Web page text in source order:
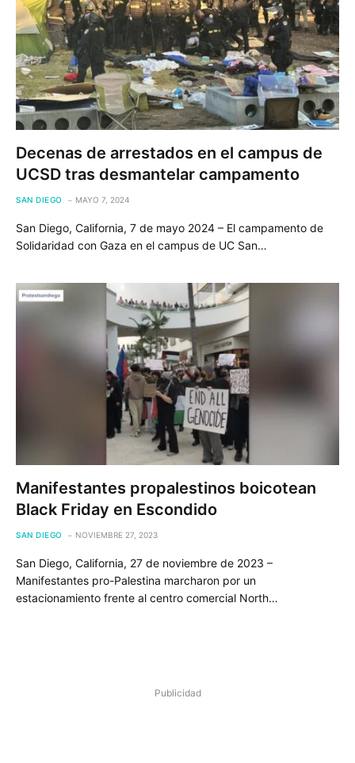
Decenas de arrestados en el campus de
UCSD tras desmantelar campamento
SAN DIEGO MAYO 7, 2024
San Diego, California, 7 de mayo 2024 – El campamento de
Solidaridad con Gaza en el campus de UC San…
Manifestantes propalestinos boicotean
Black Friday en Escondido
SAN DIEGO NOVIEMBRE 27, 2023
San Diego, California, 27 de noviembre de 2023 –
Manifestantes pro-Palestina marcharon por un
estacionamiento frente al centro comercial North…
Publicidad